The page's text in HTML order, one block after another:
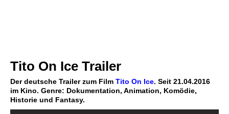
Tito On Ice Trailer
Der deutsche Trailer zum Film Tito On Ice. Seit 21.04.2016
im Kino. Genre: Dokumentation, Animation, Komödie,
Historie und Fantasy.